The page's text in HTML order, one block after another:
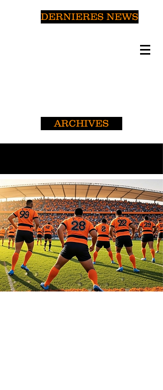
DERNIERES NEWS
ARCHIVES